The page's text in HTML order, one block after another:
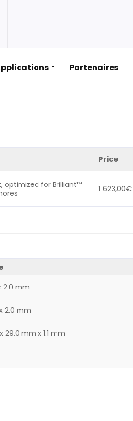
Partenaires
Price
optimized for Brilliant™
1 623,00€
2.0 mm
2.0 mm
29.0 mm x 1.1 mm